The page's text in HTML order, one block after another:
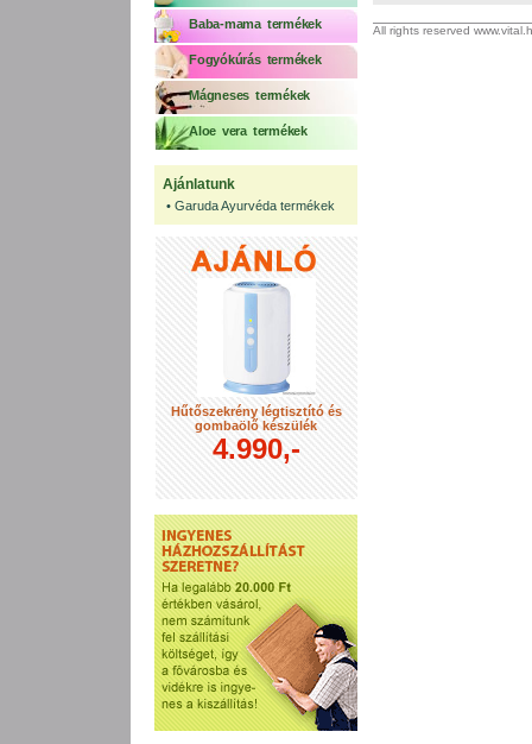
Baba-mama termékek
Fogyókúrás termékek
Mágneses termékek
Aloe vera termékek
Ajánlatunk
• Garuda Ayurvéda termékek
Hűtőszekrény légtisztító és
gombaölő készülék
4.990,-
All rights reserved